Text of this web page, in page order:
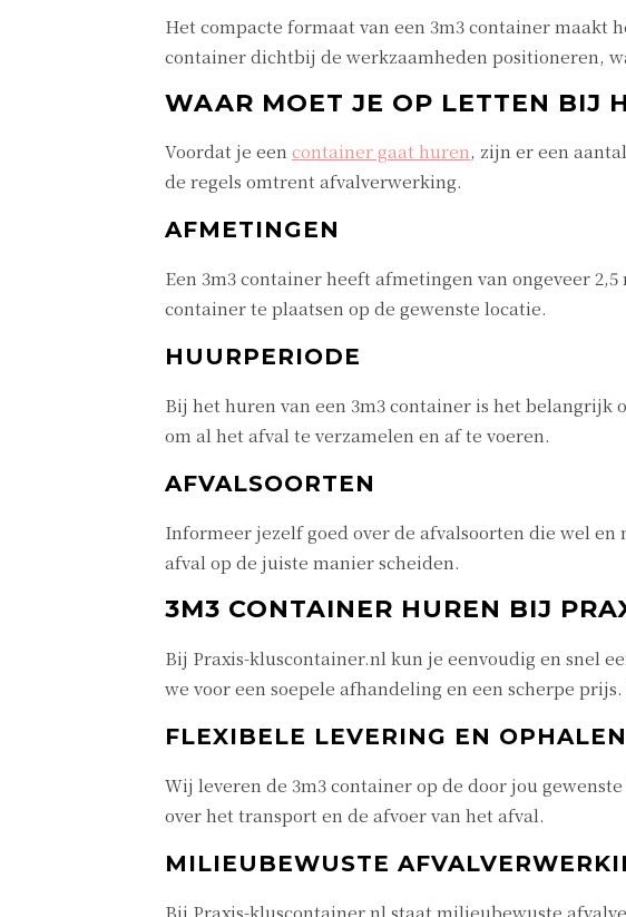
Het compacte formaat van een 3m3 container maakt
container dichtbij de werkzaamheden positioneren,
WAAR MOET JE OP LETTEN BIJ
Voordat je een container gaat huren, zijn er een
de regels omtrent afvalverwerking.
AFMETINGEN
Een 3m3 container heeft afmetingen van ongeveer
container te plaatsen op de gewenste locatie.
HUURPERIODE
Bij het huren van een 3m3 container is het
om al het afval te verzamelen en af te voeren.
AFVALSOORTEN
Informeer jezelf goed over de afvalsoorten die wel
afval op de juiste manier scheiden.
3M3 CONTAINER HUREN BIJ
Bij Praxis-kluscontainer.nl kun je eenvoudig en snel
we voor een soepele afhandeling en een scherpe
FLEXIBELE LEVERING EN OPHALEN
Wij leveren de 3m3 container op de door jou
over het transport en de afvoer van het afval.
MILIEUBEWUSTE
Bij Praxis-kluscontainer.nl staat milieubewuste